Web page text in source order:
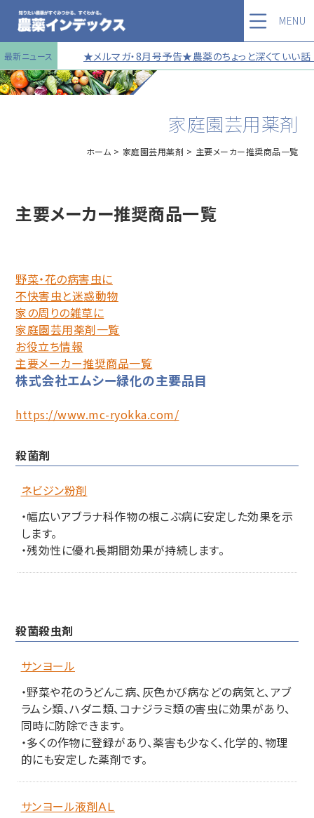
最新ニュース ★メルマガ・8月号予告★農薬のちょっと深くていい
MENU
家庭園芸用薬剤
ホーム 家庭園芸用薬剤 主要メーカー推奨商品一覧
主要メーカー推奨商品一覧
野菜・花の病害虫に
不快害虫と迷惑動物
家の周りの雑草に
家庭園芸用薬剤一覧
お役立ち情報
主要メーカー推奨商品一覧
株式会社エムシー緑化の主要品目
https://www.mc-ryokka.com/
殺菌剤
ネビジン粉剤
・幅広いアブラナ科作物の根こぶ病に安定した効果を示
します。
・残効性に優れ長期間効果が持続します。
殺菌殺虫剤
サンヨール
・野菜や花のうどんこ病、灰色かび病などの病気と、アブ
ラムシ類、ハダニ類、コナジラミ類の害虫に効果があり、
同時に防除できます。
・多くの作物に登録があり、薬害も少なく、化学的、物理
的にも安定した薬剤です。
サンヨール液剤ＡＬ